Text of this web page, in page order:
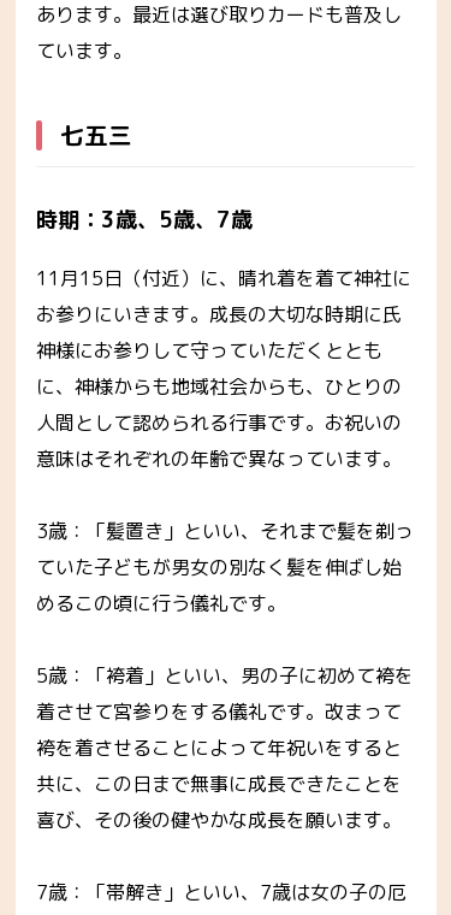
あります。最近は選び取りカードも普及し
ています。
七五三
時期：3歳、5歳、7歳
11月15日（付近）に、晴れ着を着て神社に
お参りにいきます。成長の大切な時期に氏
神様にお参りして守っていただくととも
に、神様からも地域社会からも、ひとりの
人間として認められる行事です。お祝いの
意味はそれぞれの年齢で異なっています。
3歳：「髪置き」といい、それまで髪を剃っ
ていた子どもが男女の別なく髪を伸ばし始
めるこの頃に行う儀礼です。
5歳：「袴着」といい、男の子に初めて袴を
着させて宮参りをする儀礼です。改まって
袴を着させることによって年祝いをすると
共に、この日まで無事に成長できたことを
喜び、その後の健やかな成長を願います。
7歳：「帯解き」といい、7歳は女の子の厄